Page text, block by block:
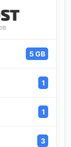
5 GB
1
1
3